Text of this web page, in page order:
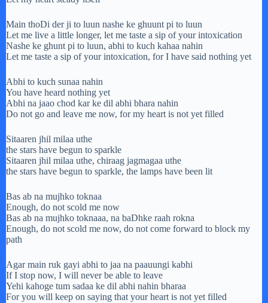
Main thoDi der ji to luun nashe ke ghuunt pi to luun
Let me live a little longer, let me taste a sip of your intoxication
Nashe ke ghunt pi to luun, abhi to kuch kahaa nahin
Let me taste a sip of your intoxication, for I have said nothing yet
Abhi to kuch sunaa nahin
You have heard nothing yet
Abhi na jaao chod kar ke dil abhi bhara nahin
Do not go and leave me now, for my heart is not yet filled
Sitaaren jhil milaa uthe
the stars have begun to sparkle
Sitaaren jhil milaa uthe, chiraag jagmagaa uthe
the stars have begun to sparkle, the lamps have been lit
Bas ab na mujhko toknaa
Enough, do not scold me now
Bas ab na mujhko toknaaa, na baDhke raah rokna
Enough, do not scold me now, do not come forward to block my
path
Agar main ruk gayi abhi to jaa na paauungi kabhi
If I stop now, I will never be able to leave
Yehi kahoge tum sadaa ke dil abhi nahin bharaa
For you will keep on saying that your heart is not yet filled